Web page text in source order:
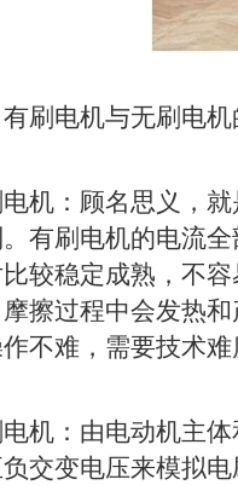
电机与无刷电机
：顾名思义，就
有刷电机的电流
较稳定成熟，不
擦过程中会发热
不难，需要技术难
：由电动机主体
交变电压来模拟